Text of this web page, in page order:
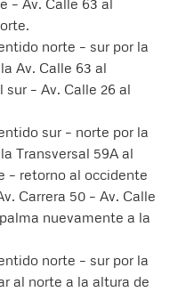
– Av. Calle 63 al
norte – sur por la
Av. Calle 63 al
– Av. Calle 26 al
sur – norte por la
Transversal 59A al
– retorno al occidente
Carrera 50 – Av. Calle
nuevamente a la
norte – sur por la
al norte a la altura de